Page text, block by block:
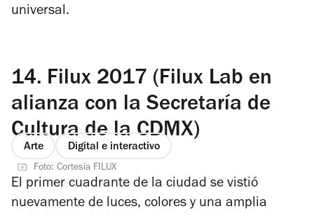
universal.
14. Filux 2017 (Filux Lab en
alianza con la Secretaría de
Cultura de la CDMX)
Arte Digital e interactivo
Foto: Cortesía FILUX
El primer cuadrante de la ciudad se vistió
nuevamente de luces, colores y una amplia